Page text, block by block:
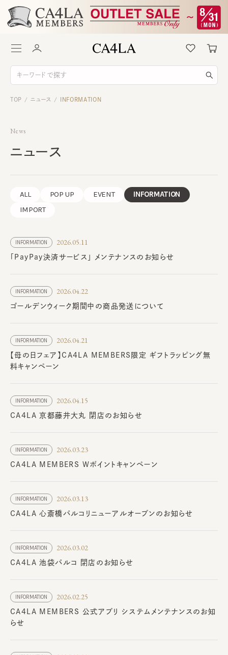
TOP / ニュース / INFORMATION
News
ニュース
ALL POP UP EVENT
INFORMATION
IMPORT
INFORMATION 2026.05.11
「PayPay決済サービス」 メンテナンスのお知らせ
INFORMATION 2026.04.22
ゴールデンウィーク期間中の商品発送について
INFORMATION 2026.04.21
【母の日フェア】CA4LA MEMBERS限定 ギフトラッピング無
料キャンペーン
INFORMATION 2026.04.15
CA4LA 京都藤井大丸 閉店のお知らせ
INFORMATION 2026.03.23
CA4LA MEMBERS Wポイントキャンペーン
INFORMATION 2026.03.13
CA4LA 心斎橋パルコリニューアルオープンのお知らせ
INFORMATION 2026.03.02
CA4LA 池袋パルコ 閉店のお知らせ
INFORMATION 2026.02.25
CA4LA MEMBERS 公式アプリ システムメンテナンスのお知
らせ